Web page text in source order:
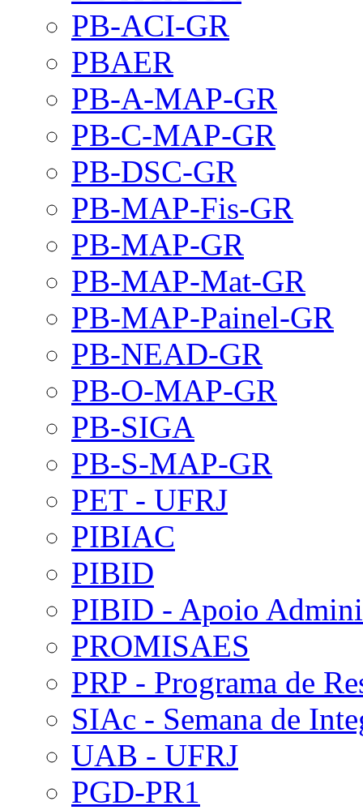
PB-ACI-GR
PBAER
PB-A-MAP-GR
PB-C-MAP-GR
PB-DSC-GR
PB-MAP-Fis-GR
PB-MAP-GR
PB-MAP-Mat-GR
PB-MAP-Painel-GR
PB-NEAD-GR
PB-O-MAP-GR
PB-SIGA
PB-S-MAP-GR
PET - UFRJ
PIBIAC
PIBID
PIBID - Apoio
PROMISAES
PRP - Programa de
SIAc - Semana de
UAB - UFRJ
PGD-PR1